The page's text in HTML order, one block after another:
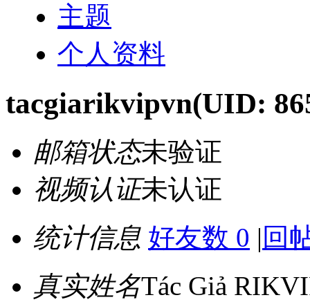
主题
个人资料
tacgiarikvipvn(UID:
邮箱状态未验证
视频认证未认证
统计信息 好友数 0 | 回
真实姓名Tác Giả